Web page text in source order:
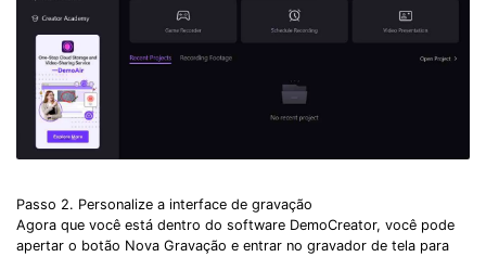
Passo 2. Personalize a interface de gravação
Agora que você está dentro do software DemoCreator, você pode
apertar o botão Nova Gravação e entrar no gravador de tela para